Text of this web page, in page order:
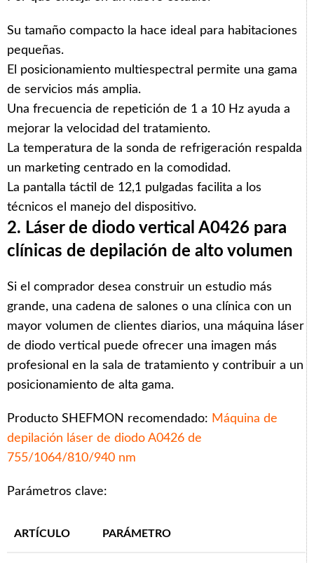
Su tamaño compacto la hace ideal para habitaciones
pequeñas.
El posicionamiento multiespectral permite una gama
de servicios más amplia.
Una frecuencia de repetición de 1 a 10 Hz ayuda a
mejorar la velocidad del tratamiento.
La temperatura de la sonda de refrigeración respalda
un marketing centrado en la comodidad.
La pantalla táctil de 12,1 pulgadas facilita a los
técnicos el manejo del dispositivo.
2. Láser de diodo vertical A0426 para
clínicas de depilación de alto volumen
Si el comprador desea construir un estudio más
grande, una cadena de salones o una clínica con un
mayor volumen de clientes diarios, una máquina láser
de diodo vertical puede ofrecer una imagen más
profesional en la sala de tratamiento y contribuir a un
posicionamiento de alta gama.
Producto SHEFMON recomendado: Máquina de
depilación láser de diodo A0426 de
755/1064/810/940 nm
Parámetros clave:
ARTÍCULO PARÁMETRO